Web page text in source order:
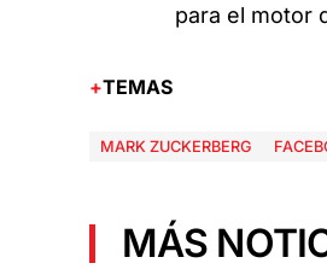
para el motor
TEMAS
MARK ZUCKERBERG
MÁS